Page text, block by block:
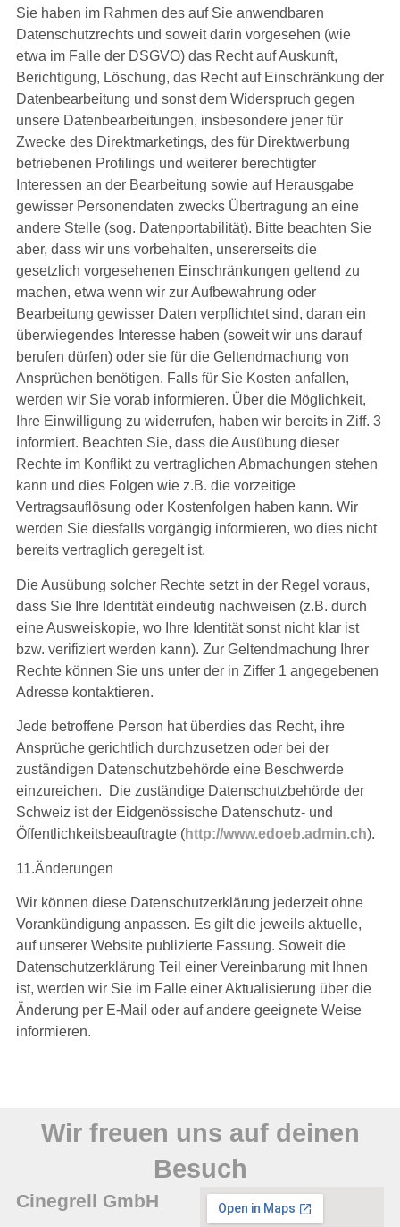
Sie haben im Rahmen des auf Sie anwendbaren
Datenschutzrechts und soweit darin vorgesehen (wie
etwa im Falle der DSGVO) das Recht auf Auskunft,
Berichtigung, Löschung, das Recht auf Einschränkung der
Datenbearbeitung und sonst dem Widerspruch gegen
unsere Datenbearbeitungen, insbesondere jener für
Zwecke des Direktmarketings, des für Direktwerbung
betriebenen Profilings und weiterer berechtigter
Interessen an der Bearbeitung sowie auf Herausgabe
gewisser Personendaten zwecks Übertragung an eine
andere Stelle (sog. Datenportabilität). Bitte beachten Sie
aber, dass wir uns vorbehalten, unsererseits die
gesetzlich vorgesehenen Einschränkungen geltend zu
machen, etwa wenn wir zur Aufbewahrung oder
Bearbeitung gewisser Daten verpflichtet sind, daran ein
überwiegendes Interesse haben (soweit wir uns darauf
berufen dürfen) oder sie für die Geltendmachung von
Ansprüchen benötigen. Falls für Sie Kosten anfallen,
werden wir Sie vorab informieren. Über die Möglichkeit,
Ihre Einwilligung zu widerrufen, haben wir bereits in Ziff. 3
informiert. Beachten Sie, dass die Ausübung dieser
Rechte im Konflikt zu vertraglichen Abmachungen stehen
kann und dies Folgen wie z.B. die vorzeitige
Vertragsauflösung oder Kostenfolgen haben kann. Wir
werden Sie diesfalls vorgängig informieren, wo dies nicht
bereits vertraglich geregelt ist.
Die Ausübung solcher Rechte setzt in der Regel voraus,
dass Sie Ihre Identität eindeutig nachweisen (z.B. durch
eine Ausweiskopie, wo Ihre Identität sonst nicht klar ist
bzw. verifiziert werden kann). Zur Geltendmachung Ihrer
Rechte können Sie uns unter der in Ziffer 1 angegebenen
Adresse kontaktieren.
Jede betroffene Person hat überdies das Recht, ihre
Ansprüche gerichtlich durchzusetzen oder bei der
zuständigen Datenschutzbehörde eine Beschwerde
einzureichen. Die zuständige Datenschutzbehörde der
Schweiz ist der Eidgenössische Datenschutz- und
Öffentlichkeitsbeauftragte (http://www.edoeb.admin.ch).
11.Änderungen
Wir können diese Datenschutzerklärung jederzeit ohne
Vorankündigung anpassen. Es gilt die jeweils aktuelle,
auf unserer Website publizierte Fassung. Soweit die
Datenschutzerklärung Teil einer Vereinbarung mit Ihnen
ist, werden wir Sie im Falle einer Aktualisierung über die
Änderung per E-Mail oder auf andere geeignete Weise
informieren.
Wir freuen uns auf deinen
Besuch
Cinegrell GmbH